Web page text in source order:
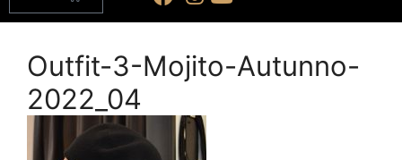
Outfit-3-Mojito-Autunno-
2022_04